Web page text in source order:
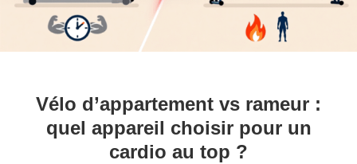
Vélo d’appartement vs rameur :
quel appareil choisir pour un
cardio au top ?